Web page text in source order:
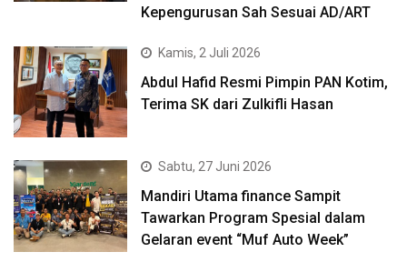
Kepengurusan Sah Sesuai AD/ART
Kamis, 2 Juli 2026
Abdul Hafid Resmi Pimpin PAN Kotim,
Terima SK dari Zulkifli Hasan
Sabtu, 27 Juni 2026
Mandiri Utama finance Sampit
Tawarkan Program Spesial dalam
Gelaran event “Muf Auto Week”